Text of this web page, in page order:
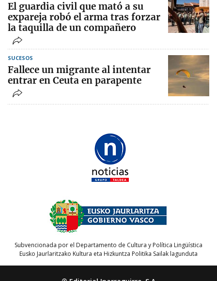
El guardia civil que mató a su
expareja robó el arma tras forzar
la taquilla de un compañero
SUCESOS
Fallece un migrante al intentar
entrar en Ceuta en parapente
Subvencionada por el Departamento de Cultura y Política Lingüística
Eusko Jaurlaritzako Kultura eta Hizkuntza Politika Sailak lagunduta